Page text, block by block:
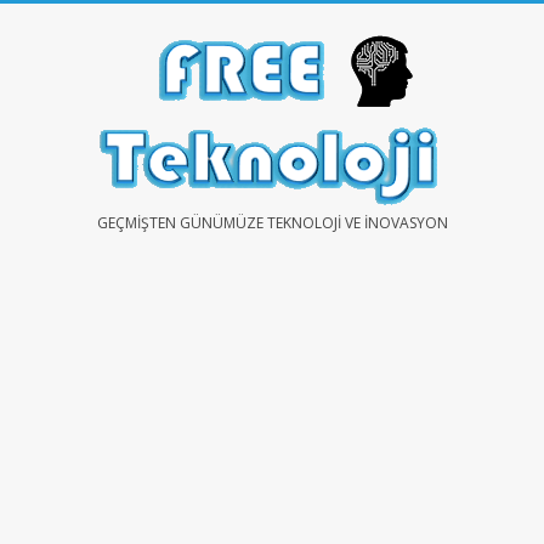
FREEGEÇMIŞTEN GÜNÜMÜZE TEKNOLOJI VE İNOVASYON